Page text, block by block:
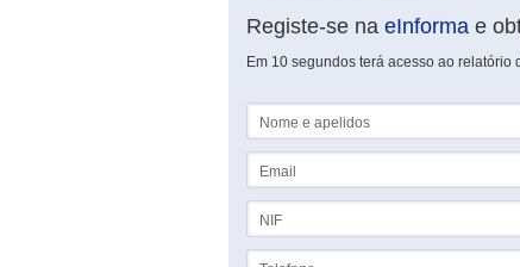
Registe-se na eInforma e
Em 10 segundos terá acesso ao relatório